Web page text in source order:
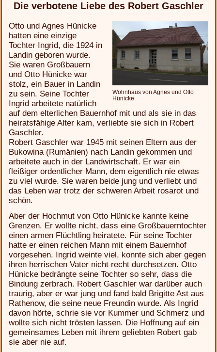
Die verbotene Liebe des Robert Gaschler
Wohnhaus von Agnes und Otto
Hünicke
Otto und Agnes Hünicke
hatten eine einzige
Tochter Ingrid, die 1924 in
Landin geboren wurde.
Sie waren Großbauern
und Otto Hünicke war
stolz, ein Bauer in Landin
zu sein. Seine Tochter
Ingrid arbeitete natürlich
auf dem elterlichen Bauernhof mit und als sie in das
heiratsfähige Alter kam, verliebte sie sich in Robert
Gaschler.
Robert Gaschler war 1945 mit seinen Eltern aus der
Bukowina (Rumänien) nach Landin gekommen und
arbeitete auch in der Landwirtschaft. Er war ein
fleißiger ordentlicher Mann, dem eigentlich nie etwas
zu viel wurde. Sie waren beide jung und verliebt und
das Leben war trotz der schweren Arbeit rosarot und
schön.
Aber der Hochmut von Otto Hünicke kannte keine
Grenzen. Er wollte nicht, dass eine Großbauerntochter
einen armen Flüchtling heiratete. Für seine Tochter
hatte er einen reichen Mann mit einem Bauernhof
vorgesehen. Ingrid weinte viel, konnte sich aber gegen
ihren herrischen Vater nicht recht durchsetzen. Otto
Hünicke bedrängte seine Tochter so sehr, dass die
Bindung zerbrach. Robert Gaschler war darüber auch
traurig, aber er war jung und fand bald Brigitte Ast aus
Rathenow, die seine neue Freundin wurde. Als Ingrid
davon hörte, schrie sie vor Kummer und Schmerz und
wollte sich nicht trösten lassen. Die Hoffnung auf ein
gemeinsames Leben mit ihrem geliebten Robert gab
sie aber nie auf.